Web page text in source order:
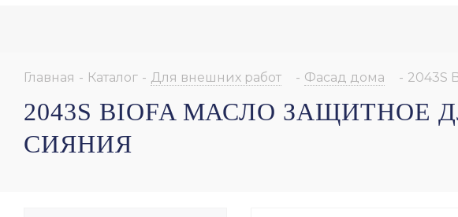
Главная - Каталог - Для внешних работ - Фасад дома - 2043S
2043S BIOFA МАСЛО
СИЯНИЯ